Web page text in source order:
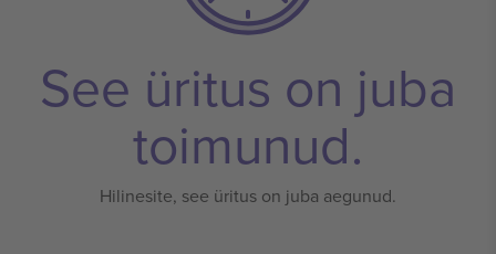
See üritus on juba
toimunud.
Hilinesite, see üritus on juba aegunud.